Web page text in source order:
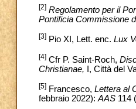
[2] Regolamento per il
Pontificia Commissione
[3] Pio XI, Lett. enc. Lux
[4] Cfr P. Saint-Roch,
Christianae,
I, Città del
[5] Francesco, Lettera al
febbraio 2022):AAS 114